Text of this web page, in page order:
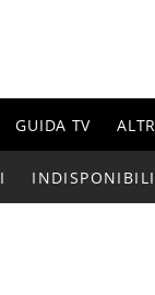
GUIDA TV
INDISPONIBILI